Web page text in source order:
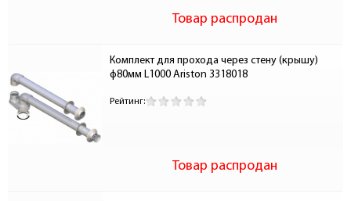
Товар распродан
Комплект для прохода через стену (крышу)
ф80мм L1000 Ariston 3318018
Рейтинг:
Товар распродан